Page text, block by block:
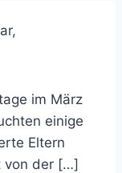
im März
einige
Eltern
von der […]